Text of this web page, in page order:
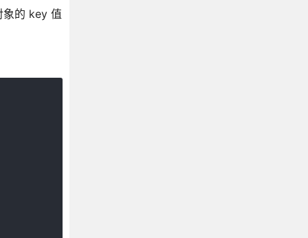
象的 key 值